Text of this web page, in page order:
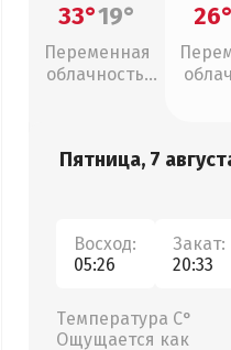
33°19°
Переменная
облачность,
26°
Пятница, 7
Восход:
05:26
Закат:
20:33
Температура С°
Ощущается как